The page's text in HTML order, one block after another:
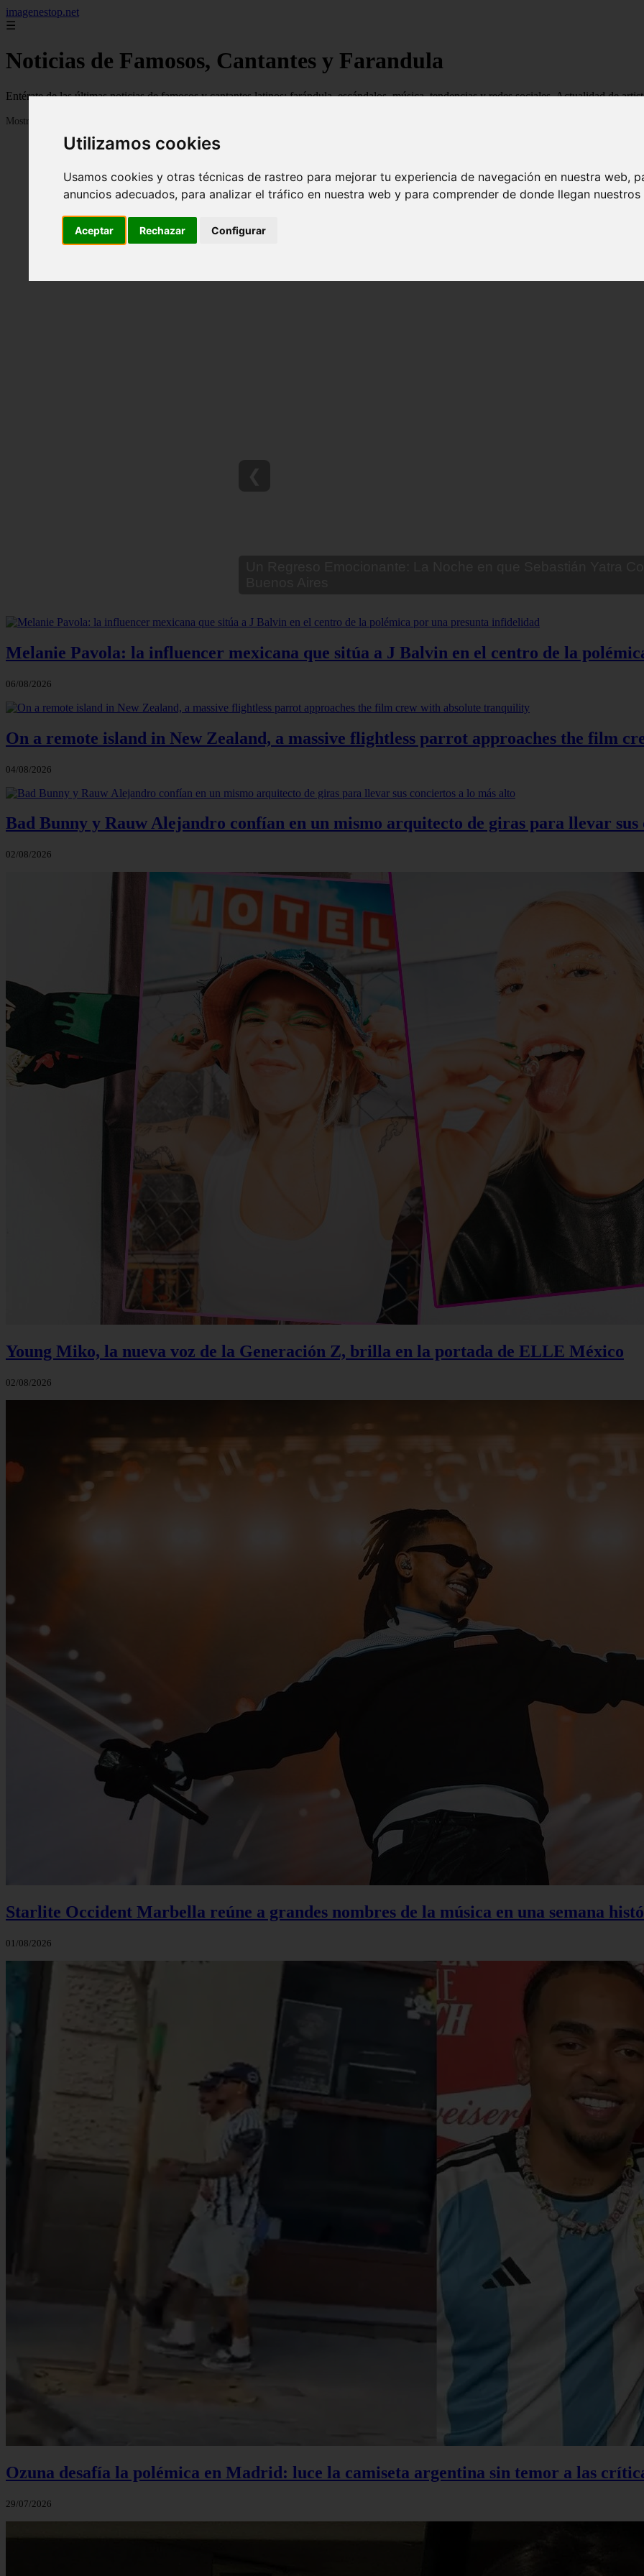
Utilizamos cookies
Usamos cookies y otras técnicas de rastreo para mejorar tu experiencia de navegación en nuestra web,
anuncios adecuados, para analizar el tráfico en nuestra web y para comprender de donde llegan
Aceptar Rechazar Configurar
imagenestop.net
☰
Noticias de Famosos, Cantantes y Farandula
Entérate de las últimas noticias de famosos y cantantes latinos: farándula, escándalos, música, tendencias y redes sociales. Actualidad de
Mostrando 1 - 24 de 1586 artículos
Melanie Pavola: la influencer mexicana que sitúa a J Balvin en el centro de la
06/08/2026
On a remote island in New Zealand, a massive flightless parrot approaches the film
04/08/2026
Bad Bunny y Rauw Alejandro confían en un mismo arquitecto de giras para llevar sus
02/08/2026
Young Miko, la nueva voz de la Generación Z, brilla en la portada de ELLE México
02/08/2026
Starlite Occident Marbella reúne a grandes nombres de la música en una semana
01/08/2026
Ozuna desafía la polémica en Madrid: luce la camiseta argentina sin temor a las
29/07/2026